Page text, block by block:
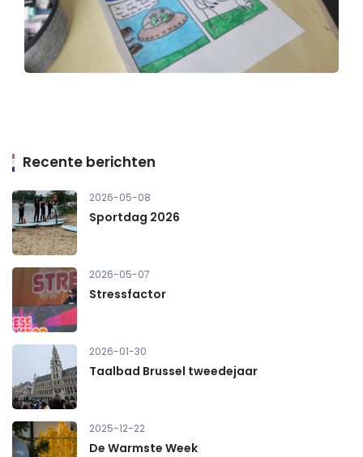
Recente berichten
2026-05-08
Sportdag 2026
2026-05-07
Stressfactor
2026-01-30
Taalbad Brussel tweedejaar
2025-12-22
De Warmste Week